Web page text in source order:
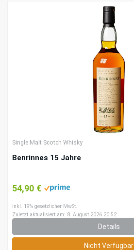
Single Malt Scotch Whisky
Benrinnes 15 Jahre
54,90 €
inkl. 19% gesetzlicher MwSt.
Zuletzt aktualisiert am: 8. August 2026 20:52
Details
Nicht Verfügbar